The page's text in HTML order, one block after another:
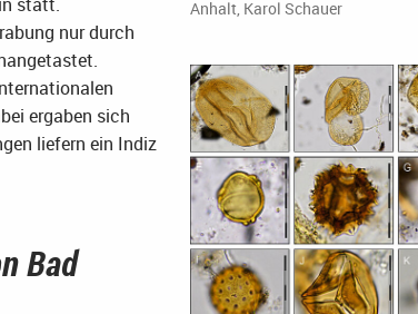
nur durch
ergaben sich
liefern ein Indiz
Bad
Anhalt, Karol Schauer